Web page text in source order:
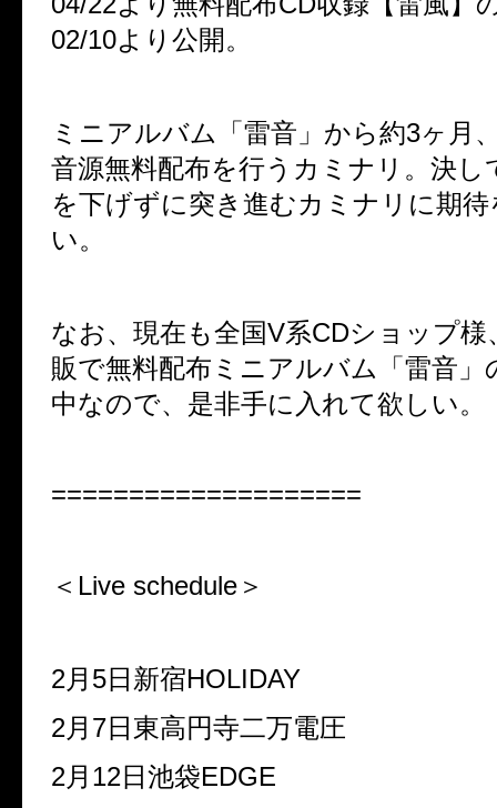
02/10より公開。
ミニアルバム「雷音」から約3ヶ月
音源無料配布を行うカミナリ。決し
を下げずに突き進むカミナリに期
い。
なお、現在も全国V系CDショップ様
販で無料配布ミニアルバム「雷音」
中なので、是非手に入れて欲しい。
====================
＜Live schedule＞
2月 5日新宿HOLIDAY
2月 7日東高円寺二万電圧
2月 12日池袋EDGE